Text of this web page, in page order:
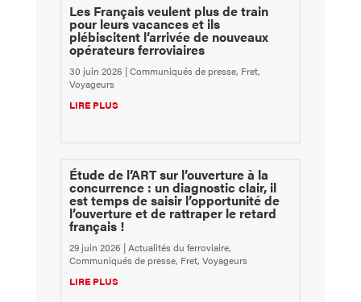
Les Français veulent plus de train
pour leurs vacances et ils
plébiscitent l’arrivée de nouveaux
opérateurs ferroviaires
30 juin 2026 |Communiqués de presse, Fret,
Voyageurs
LIRE PLUS
Étude de l’ART sur l’ouverture à la
concurrence : un diagnostic clair, il
est temps de saisir l’opportunité de
l’ouverture et de rattraper le retard
français !
29 juin 2026 |Actualités du ferroviaire,
Communiqués de presse, Fret, Voyageurs
LIRE PLUS